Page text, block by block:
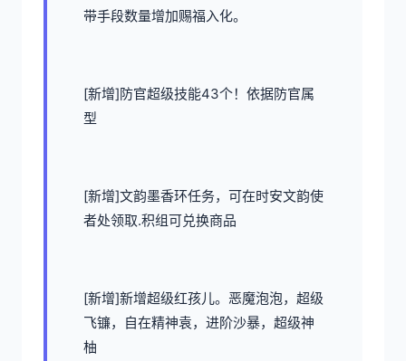
带手段数量增加赐福入化。
[新增]防官超级技能43个！依据防官属
型
[新增]文韵墨香环任务，可在时安文韵使
者处领取.积组可兑换商品
[新增]新增超级红孩儿。恶魔泡泡，超级
飞镰，自在精神袁，进阶沙暴，超级神
柚